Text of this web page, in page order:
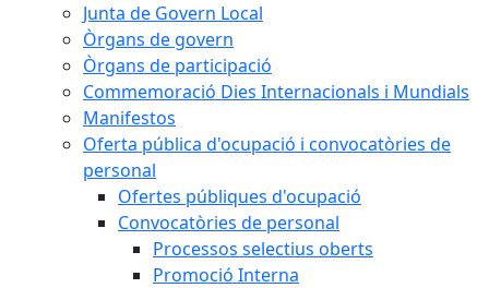
Junta de Govern Local
Òrgans de govern
Òrgans de participació
Commemoració Dies Internacionals i Mundials
Manifestos
Oferta pública d'ocupació i convocatòries de
personal
Ofertes públiques d'ocupació
Convocatòries de personal
Processos selectius oberts
Promoció Interna